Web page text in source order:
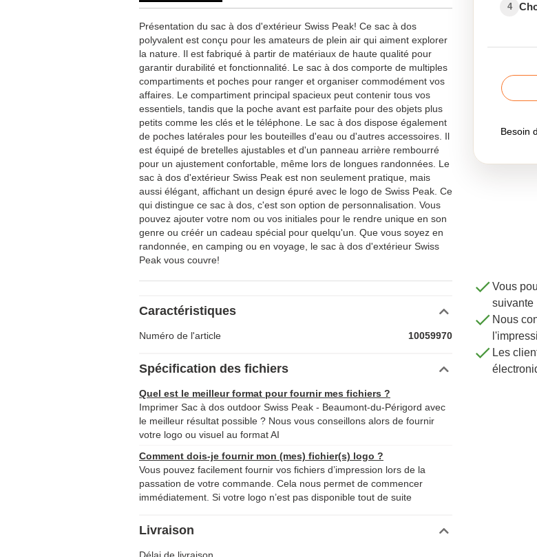
Présentation du sac à dos d'extérieur Swiss Peak! Ce sac à dos
polyvalent est conçu pour les amateurs de plein air qui aiment explorer
la nature. Il est fabriqué à partir de matériaux de haute qualité pour
garantir durabilité et fonctionnalité. Le sac à dos comporte de multiples
compartiments et poches pour ranger et organiser commodément vos
affaires. Le compartiment principal spacieux peut contenir tous vos
essentiels, tandis que la poche avant est parfaite pour des objets plus
petits comme les clés et le téléphone. Le sac à dos dispose également
de poches latérales pour les bouteilles d'eau ou d'autres accessoires. Il
est équipé de bretelles ajustables et d'un panneau arrière rembourré
pour un ajustement confortable, même lors de longues randonnées. Le
sac à dos d'extérieur Swiss Peak est non seulement pratique, mais
aussi élégant, affichant un design épuré avec le logo de Swiss Peak. Ce
qui distingue ce sac à dos, c'est son option de personnalisation. Vous
pouvez ajouter votre nom ou vos initiales pour le rendre unique en son
genre ou créér un cadeau spécial pour quelqu'un. Que vous soyez en
randonnée, en camping ou en voyage, le sac à dos d'extérieur Swiss
Peak vous couvre!
Caractéristiques
Numéro de l'article 10059970
Spécification des fichiers
Quel est le meilleur format pour fournir mes fichiers ?
Imprimer Sac à dos outdoor Swiss Peak - Beaumont-du-Périgord avec
le meilleur résultat possible ? Nous vous conseillons alors de fournir
votre logo ou visuel au format AI
Comment dois-je fournir mon (mes) fichier(s) logo ?
Vous pouvez facilement fournir vos fichiers d’impression lors de la
passation de votre commande. Cela nous permet de commencer
immédiatement. Si votre logo n’est pas disponible tout de suite
Livraison
4
Besoin
Vous
suivante
Nous
Les